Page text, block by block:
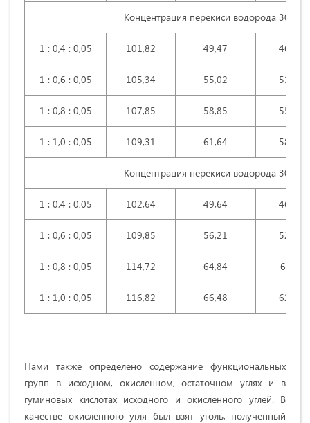
Концентрация перекиси водорода 30%
1 : 0,4 : 0,05 101,82 49,47 46,57
1 : 0,6 : 0,05 105,34 55,02 51,83
1 : 0,8 : 0,05 107,85 58,85 55,47
1 : 1,0 : 0,05 109,31 61,64 58,18
Концентрация перекиси водорода 30%
1 : 0,4 : 0,05 102,64 49,64 46,61
1 : 0,6 : 0,05 109,85 56,21 52,96
1 : 0,8 : 0,05 114,72 64,84 61,42
1 : 1,0 : 0,05 116,82 66,48 62,70
Нами также определено содержание функциональных
групп в исходном, окисленном, остаточном углях и в
гуминовых кислотах исходного и окисленного углей. В
качестве окисленного угля был взят уголь, полученный